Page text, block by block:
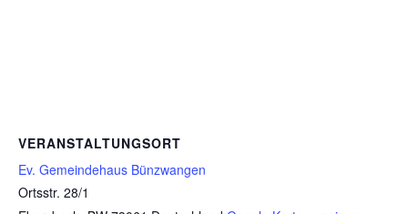
VERANSTALTUNGSORT
Ev. Gemeindehaus Bünzwangen
Ortsstr. 28/1